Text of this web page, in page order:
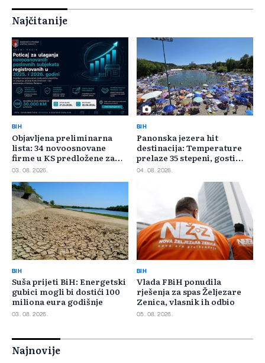
Najčitanije
BIH
Objavljena preliminarna
lista: 34 novoosnovane
firme u KS predložene za
400.000 KM poticaja
03. 08. 2026.
BIH
Panonska jezera hit
destinacija: Temperature
prelaze 35 stepeni, gosti
pristižu iz cijele regije
04. 08. 2026.
BIH
Suša prijeti BiH: Energetski
gubici mogli bi dostići 100
miliona eura godišnje
03. 08. 2026.
BIH
Vlada FBiH ponudila
rješenja za spas Željezare
Zenica, vlasnik ih odbio
05. 08. 2026.
Najnovije